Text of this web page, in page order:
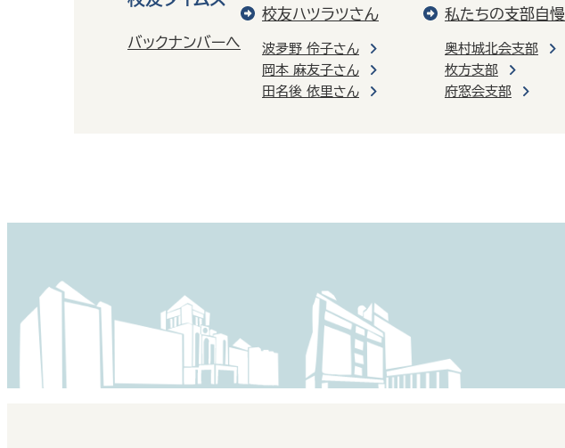
バックナンバーへ
校友ハツラツさん
波夛野 伶子さん
岡本 麻友子さん
田名後 依里さん
私たちの支部自慢
奥村城北会支部
枚方支部
府窓会支部